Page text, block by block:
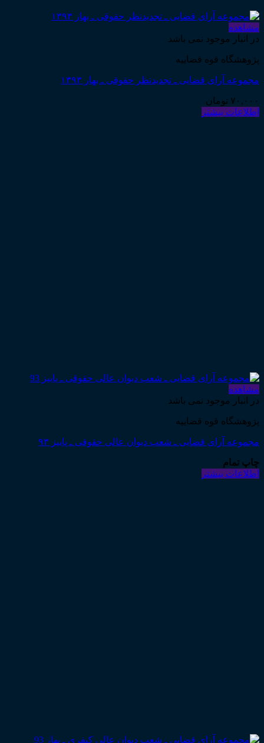
مشاهده
در انبار موجود نمی باشد
پژوهشگاه قوه قضاییه
مجموعه آرای قضایی ـ تجدیدنظر حقوقی ـ بهار ۱۳۹۳
۷۰,۰۰۰ تومان
اطلاعات بیشتر
مشاهده
در انبار موجود نمی باشد
پژوهشگاه قوه قضاییه
مجموعه آرای قضایی ـ شعب دیوان عالی حقوقی ـ پاییز ۹۳
چاپ تمام
اطلاعات بیشتر